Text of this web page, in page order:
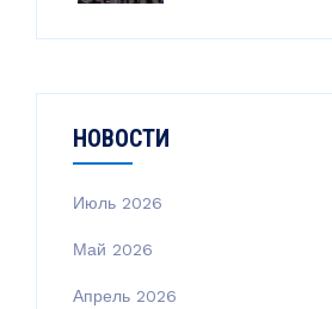
НОВОСТИ
Июль 2026
Май 2026
Апрель 2026